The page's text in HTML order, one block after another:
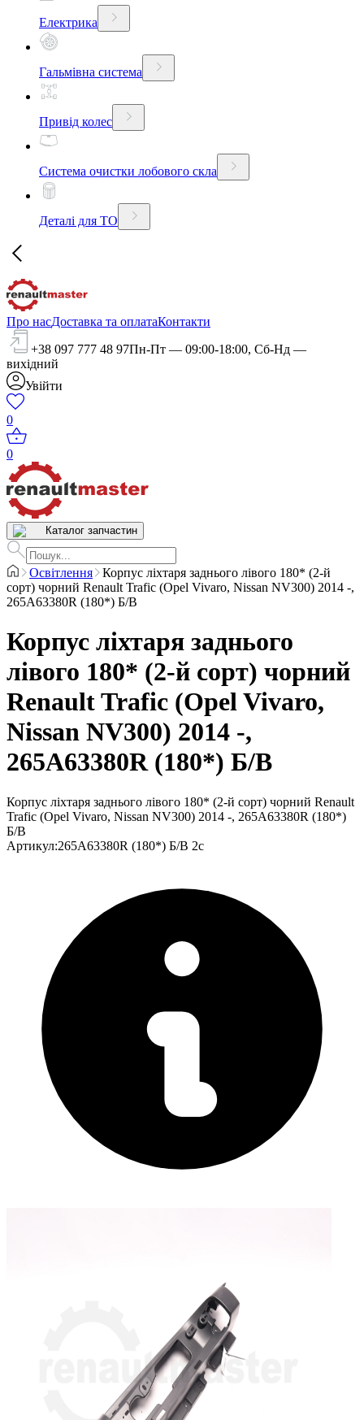
Електрика
Гальмівна система
Привід колес
Система очистки лобового скла
Деталі для ТО
Про насДоставка та оплатаКонтакти
+38 097 777 48 97Пн-Пт — 09:00-18:00, Сб-Нд —
вихідний
Увійти
0
0
Каталог запчастин
Освітлення
Корпус ліхтаря заднього лівого 180* (2-й
сорт) чорний Renault Trafic (Opel Vivaro, Nissan NV300) 2014 -,
265А63380R (180*) Б/В
Корпус ліхтаря заднього
лівого 180* (2-й сорт) чорний
Renault Trafic (Opel Vivaro,
Nissan NV300) 2014 -,
265А63380R (180*) Б/В
Корпус ліхтаря заднього лівого 180* (2-й сорт) чорний Renault
Trafic (Opel Vivaro, Nissan NV300) 2014 -, 265А63380R (180*)
Б/В
Артикул:265А63380R (180*) Б/В 2с